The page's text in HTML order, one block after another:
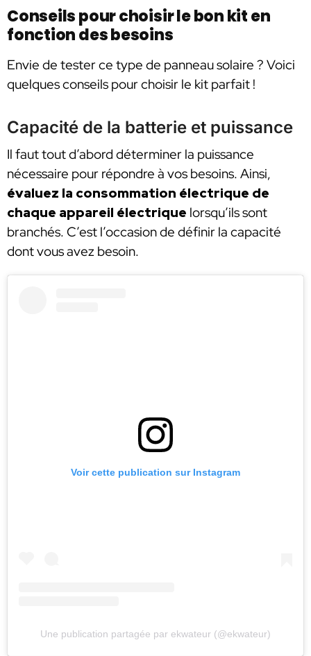
Conseils pour choisir le bon kit en
fonction des besoins
Envie de tester ce type de panneau solaire ? Voici
quelques conseils pour choisir le kit parfait !
Capacité de la batterie et puissance
Il faut tout d’abord déterminer la puissance
nécessaire pour répondre à vos besoins. Ainsi,
évaluez la consommation électrique de
chaque appareil électrique lorsqu’ils sont
branchés. C’est l’occasion de définir la capacité
dont vous avez besoin.
Voir cette publication sur Instagram
Une publication partagée par ekwateur (@ekwateur)